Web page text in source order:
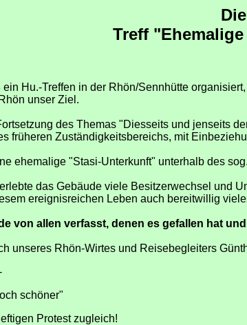
Treff
Hu.-Treffen in der Rhön/Sennhütte
unser Ziel.
des Themas "Diesseits und jenseits
früheren Zuständigkeitsbereichs, mit
ehemalige "Stasi-Unterkunft" unterhalb des sog.
das Gebäude viele Besitzerwechsel und
ereignisreichen Leben auch bereitwillig
von allen verfasst, denen es gefallen hat
unseres Rhön-Wirtes und Reisebegleiters
schöner"
Protest zugleich!